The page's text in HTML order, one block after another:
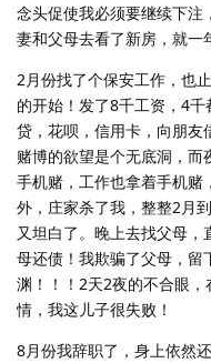
念头促使我必须要继续下注
妻和父母去看了新房，就一
2月份找了个保安工作，也
的开始！发了8千工资，4
贷，花呗，信用卡，向朋友
赌博的欲望是个无底洞，
手机赌，工作也拿着手机赌
外，庄家杀了我，整整2月
又坦白了。晚上去找父母
母还债！我欺骗了父母，留
渊！！！2天2夜的不合眼
情，我这儿子很失败！
8月份我辞职了，身上依然